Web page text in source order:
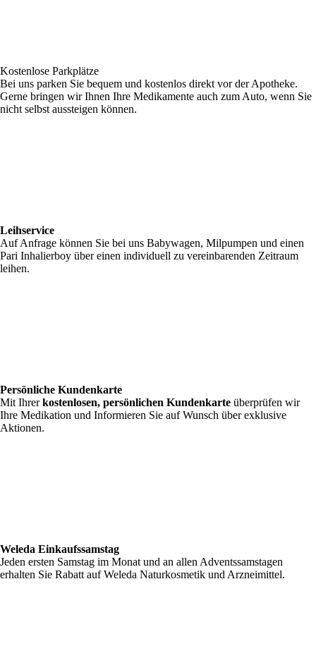
Kostenlose Parkplätze
Bei uns parken Sie bequem und kostenlos direkt vor der Apotheke.
Gerne bringen wir Ihnen Ihre Medikamente auch zum Auto, wenn Sie
nicht selbst aussteigen können.
Leihservice
Auf Anfrage können Sie bei uns Babywagen, Milpumpen und einen
Pari Inhalierboy über einen individuell zu vereinbarenden Zeitraum
leihen.
Persönliche Kundenkarte
Mit Ihrer kostenlosen, persönlichen Kundenkarte überprüfen wir
Ihre Medikation und Informieren Sie auf Wunsch über exklusive
Aktionen.
Weleda Einkaufssamstag
Jeden ersten Samstag im Monat und an allen Adventssamstagen
erhalten Sie Rabatt auf Weleda Naturkosmetik und Arzneimittel.